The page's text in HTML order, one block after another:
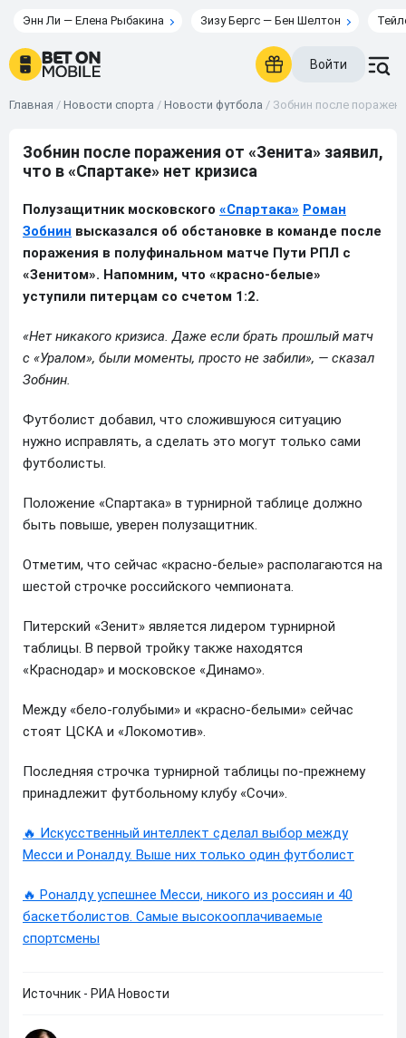
Энн Ли — Елена Рыбакина Зизу Бергс — Бен Шелтон
Войти
Главная / Новости спорта / Новости футбола / Зобнин после
Зобнин после поражения от «Зенита» заявил,
что в «Спартаке» нет кризиса
Полузащитник московского «Спартака» Роман
Зобнин высказался об обстановке в команде после
поражения в полуфинальном матче Пути РПЛ с
«Зенитом». Напомним, что «красно-белые»
уступили питерцам со счетом 1:2.
«Нет никакого кризиса. Даже если брать прошлый матч
с «Уралом», были моменты, просто не забили», — сказал
Зобнин.
Футболист добавил, что сложившуюся ситуацию
нужно исправлять, а сделать это могут только сами
футболисты.
Положение «Спартака» в турнирной таблице должно
быть повыше, уверен полузащитник.
Отметим, что сейчас «красно-белые» располагаются на
шестой строчке российского чемпионата.
Питерский «Зенит» является лидером турнирной
таблицы. В первой тройку также находятся
«Краснодар» и московское «Динамо».
Между «бело-голубыми» и «красно-белыми» сейчас
стоят ЦСКА и «Локомотив».
Последняя строчка турнирной таблицы по-прежнему
принадлежит футбольному клубу «Сочи».
🔥 Искусственный интеллект сделал выбор между
Месси и Роналду. Выше них только один футболист
🔥 Роналду успешнее Месси, никого из россиян и 40
баскетболистов. Самые высокооплачиваемые
спортсмены
Источник - РИА Новости